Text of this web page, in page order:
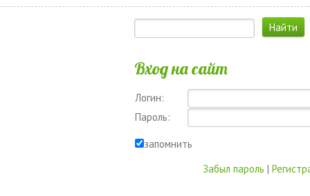
Вход на сайт
Логин:
Пароль:
запомнить
Забыл пароль |